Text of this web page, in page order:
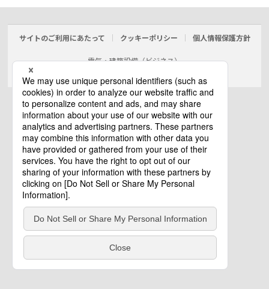
サイトのご利用にあたって クッキーポリシー 個人情報保護方針
電気・建築設備（ビジネス）